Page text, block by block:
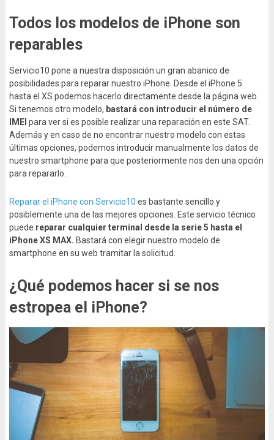
Todos los modelos de iPhone son
reparables
Servicio10 pone a nuestra disposición un gran abanico de
posibilidades para reparar nuestro iPhone. Desde el iPhone 5
hasta el XS podemos hacerlo directamente desde la página web.
Si tenemos otro modelo, bastará con introducir el número de
IMEI para ver si es posible realizar una reparación en este SAT.
Además y en caso de no encontrar nuestro modelo con estas
últimas opciones, podemos introducir manualmente los datos de
nuestro smartphone para que posteriormente nos den una opción
para repararlo.
Reparar el iPhone con Servicio10 es bastante sencillo y
posiblemente una de las mejores opciones. Este servicio técnico
puede reparar cualquier terminal desde la serie 5 hasta el
iPhone XS MAX. Bastará con elegir nuestro modelo de
smartphone en su web tramitar la solicitud.
¿Qué podemos hacer si se nos
estropea el iPhone?